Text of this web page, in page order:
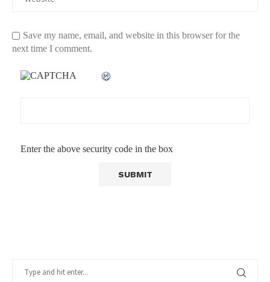
Save my name, email, and website in this browser for the
next time I comment.
Enter the above security code in the box